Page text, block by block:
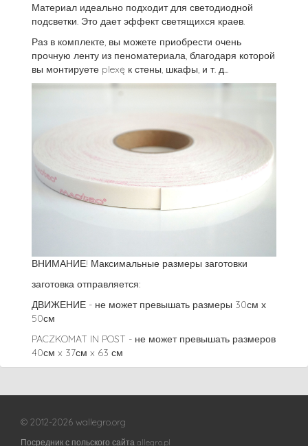
Материал идеально подходит для светодиодной
подсветки. Это дает эффект светящихся краев.
Раз в комплекте, вы можете приобрести очень
прочную ленту из пеноматериала, благодаря которой
вы монтируете plexę к стены, шкафы, и т. д...
ВНИМАНИЕ! Максимальные размеры заготовки
заготовка отправляется:
ДВИЖЕНИЕ - не может превышать размеры 30см х
50см
PACZKOMAT IN POST - не может превышать размеров
40см x 37см x 63 см
© 2012-2026 wallegro.org
Посредник с польского сайта allegro.pl